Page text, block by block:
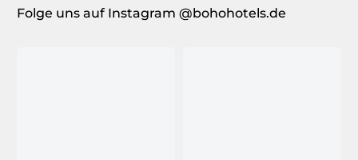
Folge uns auf Instagram @bohohotels.de